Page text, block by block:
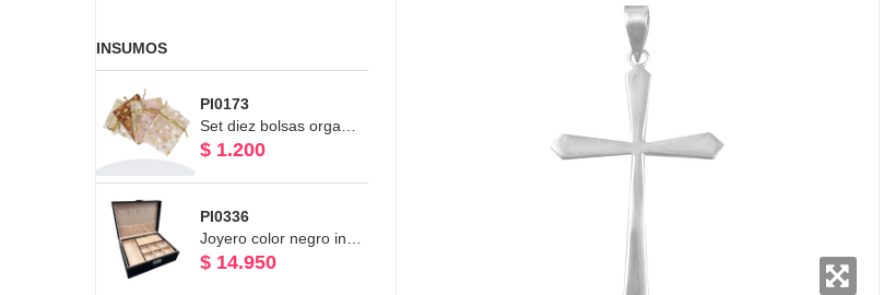
INSUMOS
PI0173
$ 1.200
PI0336
$ 14.950